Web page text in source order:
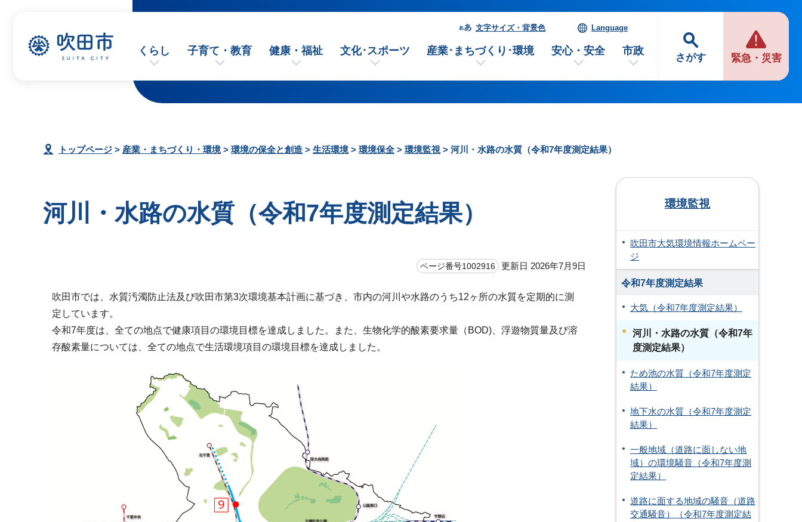
さがす 緊急・災害
文字サイズ・背景色 Language
くらし 子育て・教育 健康・福祉 文化･スポーツ 産業･まちづくり･環境 安心・安全 市政
トップページ > 産業・まちづくり・環境> 環境の保全と創造 > 生活環境> 環境保全> 環境監視 > 河川・水路の水質（令和7年度測定結果）
河川・水路の水質（令和7年度測定結果）
ページ番号1002916 更新日 2026年7月9日
吹田市では、水質汚濁防止法及び吹田市第3次環境基本計画に基づき、市内の河川や水路のうち12ヶ所の水質を定期的に測
定しています。
令和7年度は、全ての地点で健康項目の環境目標を達成しました。また、生物化学的酸素要求量（BOD)、浮遊物質量及び溶
存酸素量については、全ての地点で生活環境項目の環境目標を達成しました。
環境監視
吹田市大気環境情報ホームペー
ジ
令和7年度測定結果
大気（令和7年度測定結果）
河川・水路の水質（令和7年
度測定結果）
ため池の水質（令和7年度測定
結果）
地下水の水質（令和7年度測定
結果）
一般地域（道路に面しない地
域）の環境騒音（令和7年度測
定結果）
道路に面する地域の騒音（道路
交通騒音）（令和7年度測定結